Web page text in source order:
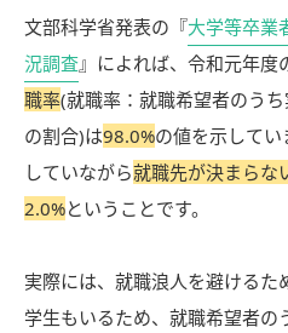
文部科学省発表の『大学等卒業
況調査』によれば、令和元年度
職率(就職率：就職希望者のう
の割合)は98.0%の値を示して
していながら就職先が決まらな
2.0%ということです。
実際には、就職浪人を避けるた
学生もいるため、就職希望者の